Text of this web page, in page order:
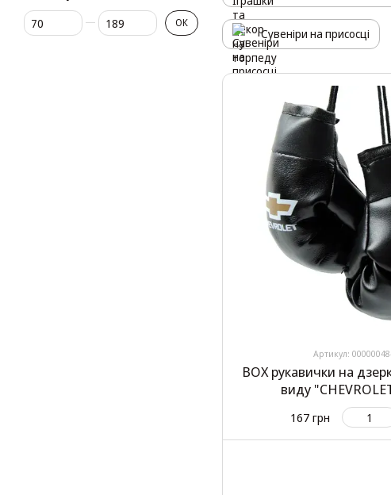
Сувеніри на присосці
Артикул:
BOX рукавички на
виду
167 грн
Від Ціна, грн
До Ціна, грн ОК